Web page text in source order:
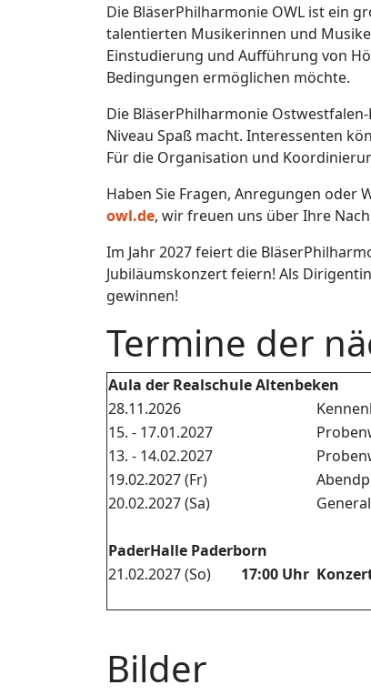
Die BläserPhilharmonie OWL ist ein
talentierten Musikerinnen und
Einstudierung und Aufführung von
Bedingungen ermöglichen möchte.
Die BläserPhilharmonie
Niveau Spaß macht. Interessenten
Für die Organisation und
Haben Sie Fragen, Anregungen oder
owl.de, wir freuen uns über Ihre
Im Jahr 2027 feiert die
Jubiläumskonzert feiern! Als
gewinnen!
Termine der
Aula der Realschule Altenbeken
28.11.2026
15. - 17.01.2027
13. - 14.02.2027
19.02.2027 (Fr)
20.02.2027 (Sa)
PaderHalle Paderborn
21.02.2027 (So)
17:00 Uhr
Bilder